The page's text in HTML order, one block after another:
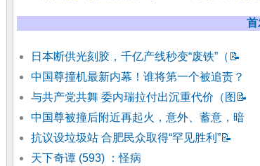
首
日本断供光刻胶，千亿产线秒变“废铁”（ 📝
中国尊撞机最新内幕！谁将第一个被追责？
与共产党共舞 委内瑞拉付出沉重代价（图 📝
中国尊被撞后附近再起火，意外、蓄意，暗
抗议设垃圾站 合肥民众取得“罕见胜利”📝
天下奇谭 (593) ：怪病